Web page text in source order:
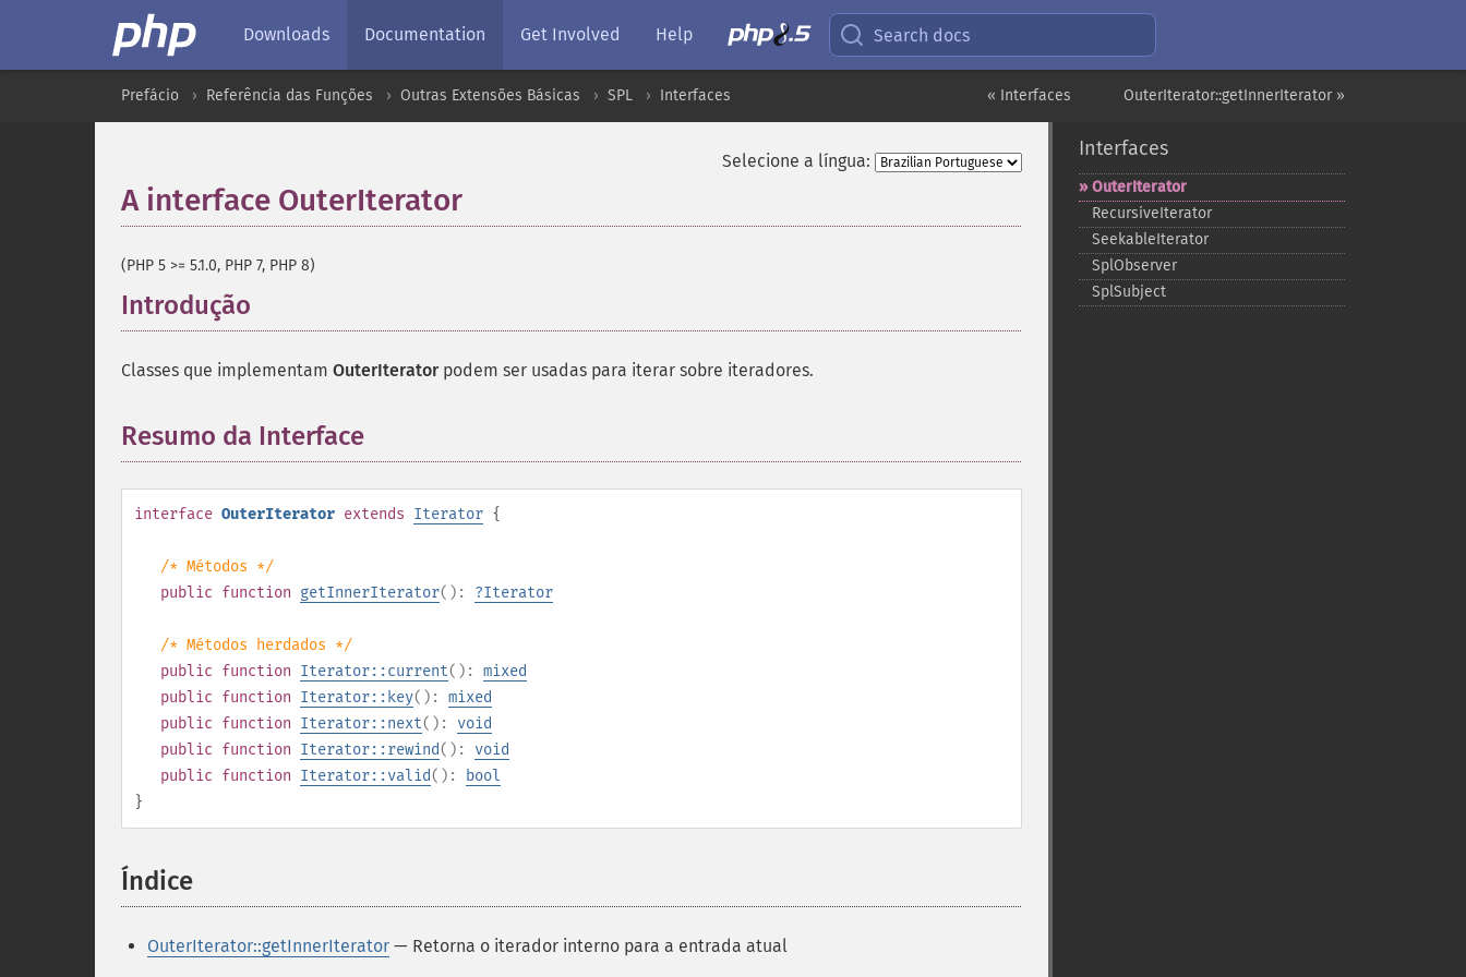
Downloads Documentation Get Involved Help Search docs
OuterIterator::getInnerIterator »
« Interfaces
Prefácio Referência das Funções Outras Extensões Básicas SPL Interfaces
Selecione a língua:
A interface OuterIterator
(PHP 5 >= 5.1.0, PHP 7, PHP 8)
Introdução
Classes que implementam OuterIteratorpodem ser usadas para iterar sobre iteradores.
Resumo da Interface
interface OuterIterator extends Iterator {
/* Métodos */
public function getInnerIterator(): ?Iterator
/* Métodos herdados */
public function Iterator::current(): mixed
public function Iterator::key(): mixed
public function Iterator::next(): void
public function Iterator::rewind(): void
public function Iterator::valid():
bool
}
Índice
OuterIterator::getInnerIterator — Retorna o iterador interno para a entrada atual
Interfaces
OuterIterator
RecursiveIterator
SeekableIterator
SplObserver
SplSubject